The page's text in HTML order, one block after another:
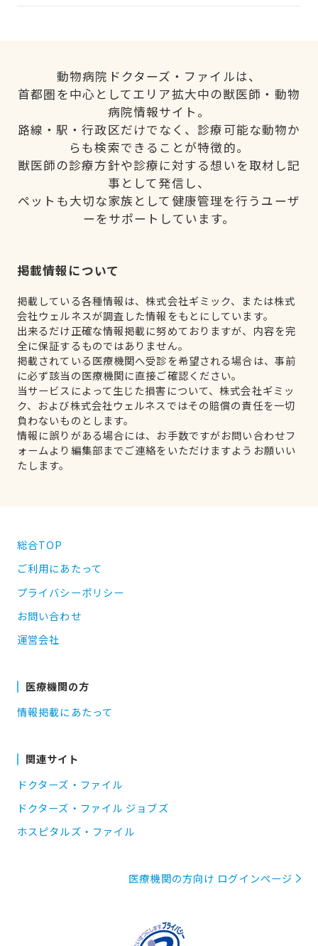
動物病院ドクターズ・ファイルは、
首都圏を中心としてエリア拡大中の獣医師・動物
病院情報サイト。
路線・駅・行政区だけでなく、診療可能な動物か
らも検索できることが特徴的。
獣医師の診療方針や診療に対する想いを取材し記
事として発信し、
ペットも大切な家族として健康管理を行うユーザ
ーをサポートしています。
掲載情報について
掲載している各種情報は、株式会社ギミック、または株式
会社ウェルネスが調査した情報をもとにしています。
出来るだけ正確な情報掲載に努めておりますが、内容を完
全に保証するものではありません。
掲載されている医療機関へ受診を希望される場合は、事前
に必ず該当の医療機関に直接ご確認ください。
当サービスによって生じた損害について、株式会社ギミッ
ク、および株式会社ウェルネスではその賠償の責任を一切
負わないものとします。
情報に誤りがある場合には、お手数ですがお問い合わせフ
ォームより編集部までご連絡をいただけますようお願いい
たします。
総合TOP
ご利用にあたって
プライバシーポリシー
お問い合わせ
運営会社
医療機関の方
情報掲載にあたって
関連サイト
ドクターズ・ファイル
ドクターズ・ファイル ジョブズ
ホスピタルズ・ファイル
医療機関の方向け ログインページ